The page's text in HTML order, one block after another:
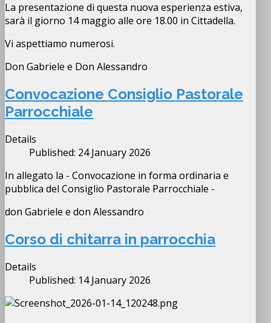
La presentazione di questa nuova esperienza estiva,
sarà il giorno 14 maggio alle ore 18.00 in Cittadella.
Vi aspettiamo numerosi.
Don Gabriele e Don Alessandro
Convocazione Consiglio Pastorale
Parrocchiale
Details
Published: 24 January 2026
In allegato la - Convocazione in forma ordinaria e
pubblica del Consiglio Pastorale Parrocchiale -
don Gabriele e don Alessandro
Corso di chitarra in parrocchia
Details
Published: 14 January 2026